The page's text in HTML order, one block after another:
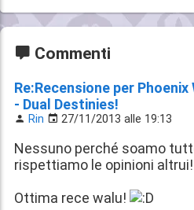
Commenti
Re:Recensione per
- Dual Destinies!
Rin 27/11/2013 alle 19:13
Nessuno perché soamo
rispettiamo le opinioni altrui!
Ottima rece walu!